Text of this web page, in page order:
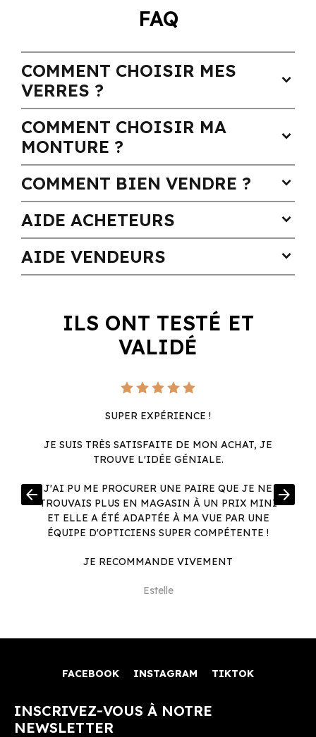
FAQ
COMMENT CHOISIR MES
VERRES ?
expand_more
COMMENT CHOISIR MA
MONTURE ?
expand_more
COMMENT BIEN VENDRE ? expand_more
AIDE ACHETEURS expand_more
AIDE VENDEURS expand_more
ILS ONT TESTÉ ET
VALIDÉ
SUPER EXPÉRIENCE !
JE SUIS TRÈS SATISFAITE DE MON ACHAT, JE
TROUVE L'IDÉE GÉNIALE.
J'AI PU ME PROCURER UNE PAIRE QUE JE NE
TROUVAIS PLUS EN MAGASIN À UN PRIX MINI
ET ELLE A ÉTÉ ADAPTÉE À MA VUE PAR UNE
ÉQUIPE D'OPTICIENS SUPER COMPÉTENTE !
JE RECOMMANDE VIVEMENT
Estelle
arrow_back arrow_forward
FACEBOOK INSTAGRAM TIKTOK
INSCRIVEZ-VOUS À NOTRE
NEWSLETTER